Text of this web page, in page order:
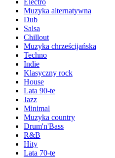
Electro
Muzyka alternatywna
Dub
Salsa
Chillout
Muzyka chrześcijańska
Techno
Indie
Klasyczny rock
House
Lata 90-te
Jazz
Minimal
Muzyka country
Drum'n'Bass
R&B
Hity
Lata 70-te